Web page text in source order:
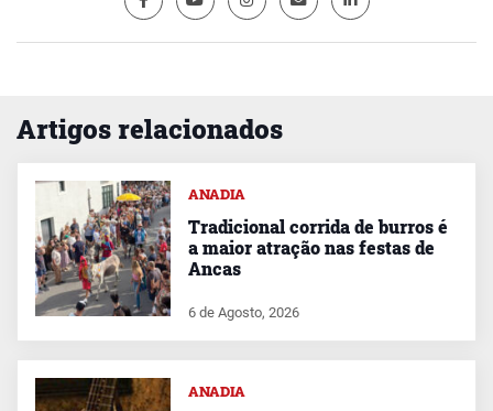
Artigos relacionados
ANADIA
Tradicional corrida de burros é
a maior atração nas festas de
Ancas
6 de Agosto, 2026
ANADIA